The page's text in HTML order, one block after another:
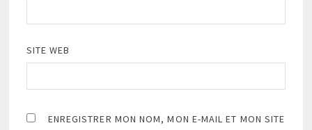
SITE WEB
ENREGISTRER MON NOM, MON E-MAIL ET MON SITE